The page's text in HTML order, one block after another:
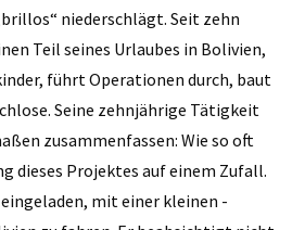
niederschlägt. Seit zehn
Teil seines Urlaubes in Bolivien,
führt Operationen durch, baut
Seine zehnjährige Tätigkeit
zusammenfassen: Wie so oft
dieses Projektes auf einem Zufall.
eingeladen, mit einer kleinen